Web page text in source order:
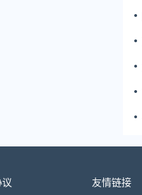
友情链接